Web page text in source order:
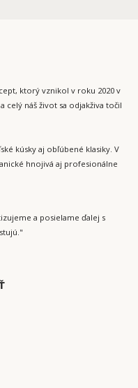
ktorý vznikol v roku 2020 v
celý náš život sa odjakživa točil
kúsky aj obľúbené klasiky. V
hnojivá aj profesionálne
a posielame ďalej s